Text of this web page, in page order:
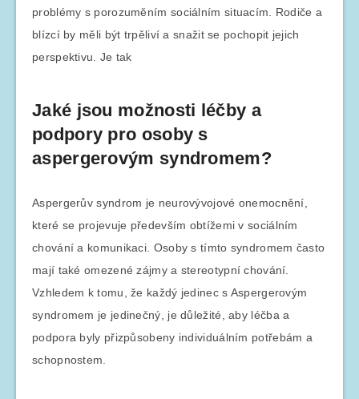
problémy s porozuměním sociálním situacím. Rodiče a
blízcí by měli být trpěliví a snažit se pochopit jejich
perspektivu. Je tak
Jaké jsou možnosti léčby a
podpory pro osoby s
aspergerovým syndromem?
Aspergerův syndrom je neurovývojové onemocnění,
které se projevuje především obtížemi v sociálním
chování a komunikaci. Osoby s tímto syndromem často
mají také omezené zájmy a stereotypní chování.
Vzhledem k tomu, že každý jedinec s Aspergerovým
syndromem je jedinečný, je důležité, aby léčba a
podpora byly přizpůsobeny individuálním potřebám a
schopnostem.